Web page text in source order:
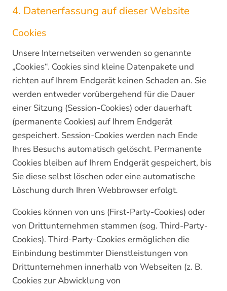
4. Datenerfassung auf dieser Website
Cookies
Unsere Internetseiten verwenden so genannte
„Cookies“. Cookies sind kleine Datenpakete und
richten auf Ihrem Endgerät keinen Schaden an. Sie
werden entweder vorübergehend für die Dauer
einer Sitzung (Session-Cookies) oder dauerhaft
(permanente Cookies) auf Ihrem Endgerät
gespeichert. Session-Cookies werden nach Ende
Ihres Besuchs automatisch gelöscht. Permanente
Cookies bleiben auf Ihrem Endgerät gespeichert, bis
Sie diese selbst löschen oder eine automatische
Löschung durch Ihren Webbrowser erfolgt.
Cookies können von uns (First-Party-Cookies) oder
von Drittunternehmen stammen (sog. Third-Party-
Cookies). Third-Party-Cookies ermöglichen die
Einbindung bestimmter Dienstleistungen von
Drittunternehmen innerhalb von Webseiten (z. B.
Cookies zur Abwicklung von